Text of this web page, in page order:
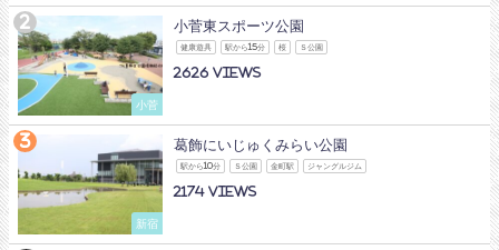
小菅
小菅東スポーツ公園
健康遊具 駅から15分 桜 Ｓ公園
2626
新宿
葛飾にいじゅくみらい公園
駅から10分 Ｓ公園 金町駅 ジャングルジム
2174